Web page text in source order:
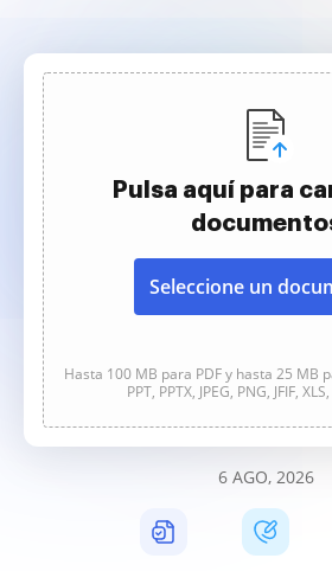
Pulsa aquí para
Seleccione un
Hasta 100 MB para PDF y hasta 25 MB
PPT, PPTX, JPEG, PNG, JFIF,
6 AGO, 2026